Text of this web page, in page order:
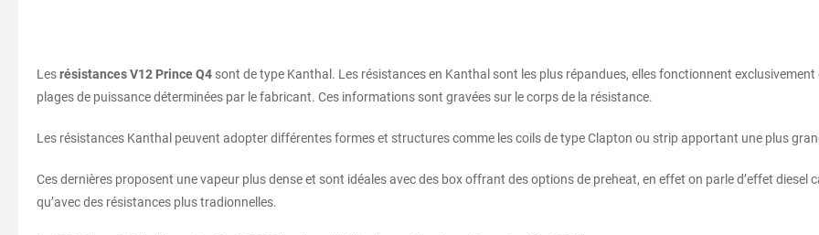
Lesrésistances V12 Prince Q4 sont de type Kanthal. Les résistances en Kanthal sont les plus répandues, elles fonctionnent
plages de puissance déterminées par le fabricant. Ces informations sont gravées sur le corps de la résistance.
Les résistances Kanthal peuvent adopter différentes formes et structures comme les coils de type Clapton ou strip apportant une plus
Ces dernières proposent une vapeur plus dense et sont idéales avec des box offrant des options de preheat, en effet on parle d’effet diesel
qu’avec des résistances plus tradionnelles.